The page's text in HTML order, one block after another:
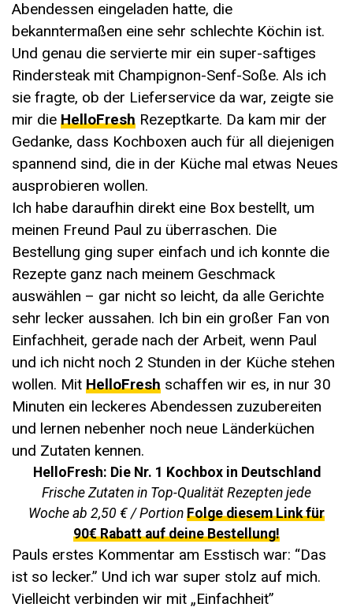
Abendessen eingeladen hatte, die
bekanntermaßen eine sehr schlechte Köchin ist.
Und genau die servierte mir ein super-saftiges
Rindersteak mit Champignon-Senf-Soße. Als ich
sie fragte, ob der Lieferservice da war, zeigte sie
mir die HelloFresh Rezeptkarte. Da kam mir der
Gedanke, dass Kochboxen auch für all diejenigen
spannend sind, die in der Küche mal etwas Neues
ausprobieren wollen.
Ich habe daraufhin direkt eine Box bestellt, um
meinen Freund Paul zu überraschen. Die
Bestellung ging super einfach und ich konnte die
Rezepte ganz nach meinem Geschmack
auswählen – gar nicht so leicht, da alle Gerichte
sehr lecker aussahen. Ich bin ein großer Fan von
Einfachheit, gerade nach der Arbeit, wenn Paul
und ich nicht noch 2 Stunden in der Küche stehen
wollen. Mit HelloFresh schaffen wir es, in nur 30
Minuten ein leckeres Abendessen zuzubereiten
und lernen nebenher noch neue Länderküchen
und Zutaten kennen.
HelloFresh: Die Nr. 1 Kochbox in Deutschland
Frische Zutaten in Top-Qualität Rezepten jede
Woche ab 2,50 € / Portion Folge diesem Link für
90€ Rabatt auf deine Bestellung!
Pauls erstes Kommentar am Esstisch war: “Das
ist so lecker.” Und ich war super stolz auf mich.
Vielleicht verbinden wir mit „Einfachheit”